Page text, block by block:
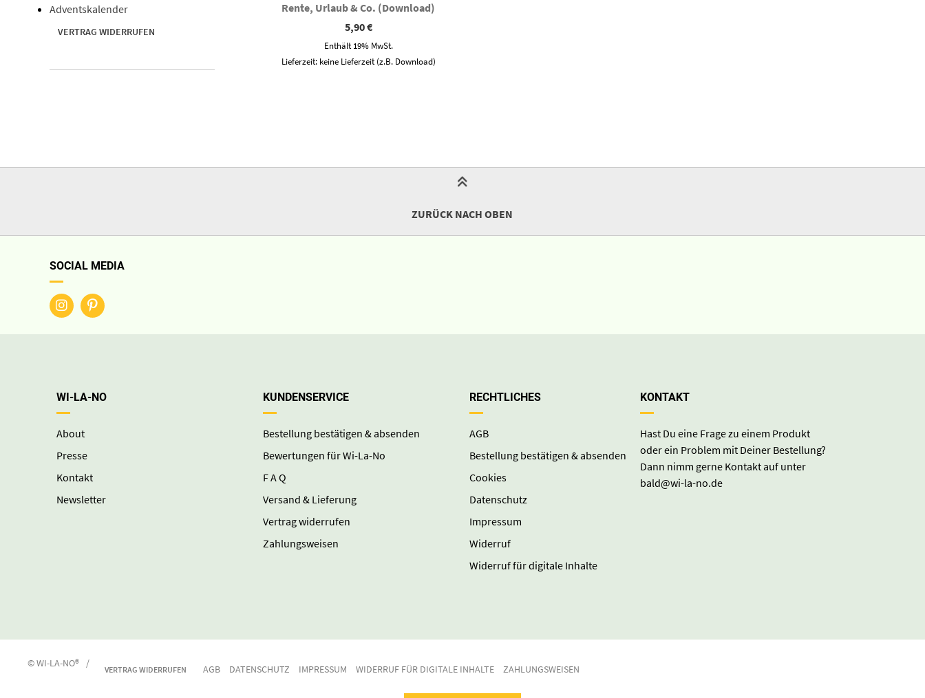
Rente, Urlaub & Co. (Download)
5,90€
Enthält 19% MwSt.
Lieferzeit: keine Lieferzeit (z.B. Download)
Adventskalender
VERTRAG WIDERRUFEN
ZURÜCK NACH OBEN
SOCIAL MEDIA
WI-LA-NO
About
Presse
Kontakt
Newsletter
KUNDENSERVICE
Bestellung bestätigen & absenden
Bewertungen für Wi-La-No
F A Q
Versand & Lieferung
Vertrag widerrufen
Zahlungsweisen
RECHTLICHES
AGB
Bestellung bestätigen & absenden
Cookies
Datenschutz
Impressum
Widerruf
Widerruf für digitale Inhalte
KONTAKT
Hast Du eine Frage zu einem Produkt
oder ein Problem mit Deiner Bestellung?
Dann nimm gerne Kontakt auf unter
bald@wi-la-no.de
© WI-LA-NO® /
VERTRAG WIDERRUFEN AGB DATENSCHUTZ IMPRESSUM WIDERRUF FÜR DIGITALE INHALTE ZAHLUNGSWEISEN